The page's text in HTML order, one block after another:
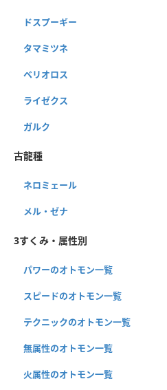
ドスプーギー
タマミツネ
ベリオロス
ライゼクス
ガルク
古龍種
ネロミェール
メル・ゼナ
3すくみ・属性別
パワーのオトモン一覧
スピードのオトモン一覧
テクニックのオトモン一覧
無属性のオトモン一覧
火属性のオトモン一覧